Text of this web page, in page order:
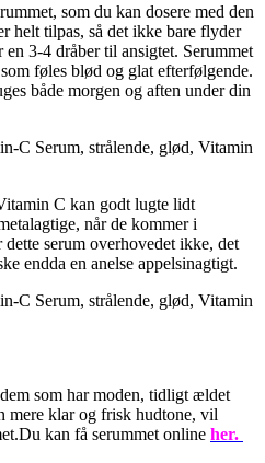
som du kan dosere med den
helt tilpas, så det ikke bare flyder
3-4 dråber til ansigtet. Serummet
føles blød og glat efterfølgende.
både morgen og aften under din
C kan godt lugte lidt
når de kommer i
serum overhovedet ikke, det
endda en anelse appelsinagtigt.
som har moden, tidligt ældet
mere klar og frisk hudtone, vil
kan få serummet online her.